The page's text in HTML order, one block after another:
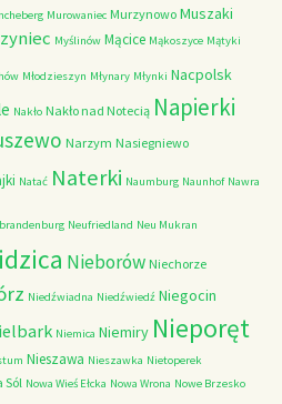
Murowaniec Murzynowo Muszaki
Myślinów Mącice Mąkoszyce Mątyki
Młodzieszyn Młynary Młynki Nacpolsk
Nakło Nakło nad Notecią Napierki
Narzym Nasiegniewo
Natać Naterki Naumburg Naunhof Nawra
Neufriedland Neu Mukran
Nieborów Niechorze
Niedźwiadna Niedźwiedź Niegocin
Niemica Niemiry Nieporęt
Nieszawa Nieszawka Nietoperek
Sól Nowa Wieś Ełcka Nowa Wrona Nowe Brzesko